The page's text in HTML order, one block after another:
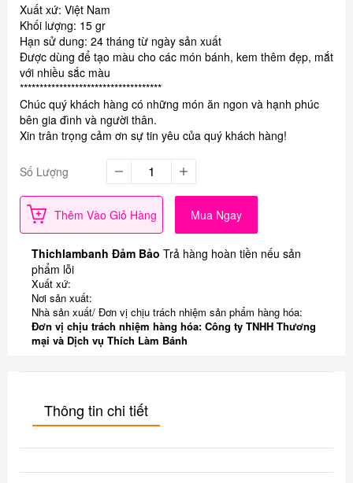
Xuất xứ: Việt Nam
Khối lượng: 15 gr
Hạn sử dung: 24 tháng từ ngày sản xuất
Được dùng để tạo màu cho các món bánh, kem thêm đẹp, mắt
với nhiều sắc màu
************************************
Chúc quý khách hàng có những món ăn ngon và hạnh phúc
bên gia đình và người thân.
Xin trân trọng cảm ơn sự tin yêu của quý khách hàng!
Số Lượng
Thêm Vào Giỏ Hàng Mua Ngay
Thichlambanh Đảm Bảo Trả hàng hoàn tiền nếu sản
phẩm lỗi
Xuất xứ:
Nơi sản xuất:
Nhà sản xuất/ Đơn vị chịu trách nhiệm sản phẩm hàng hóa:
Đơn vị chịu trách nhiệm hàng hóa: Công ty TNHH Thương
mại và Dịch vụ Thích Làm Bánh
Thông tin chi tiết